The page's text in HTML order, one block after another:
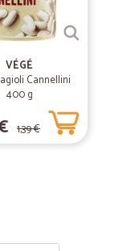
VÉGÉ
Cannellini
400 g
1,39 €